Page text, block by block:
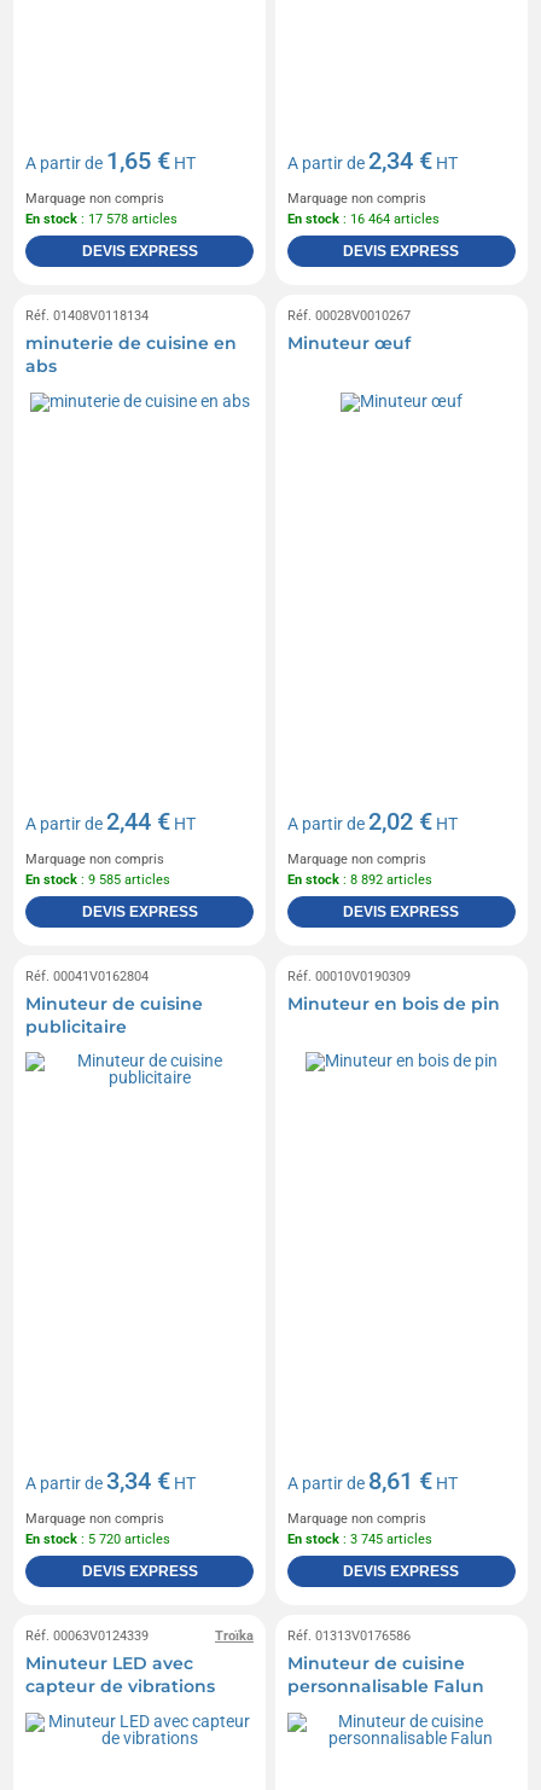
A partir de 1,65 € HT
Marquage non compris
En stock : 17 578 articles
DEVIS EXPRESS
A partir de2,34 € HT
Marquage non compris
En stock : 16 464 articles
DEVIS EXPRESS
Réf. 01408V0118134
minuterie de cuisine en
abs
A partir de2,44 € HT
Marquage non compris
En stock : 9 585 articles
DEVIS EXPRESS
Réf. 00028V0010267
Minuteur œuf
A partir de2,02 € HT
Marquage non compris
En stock : 8 892 articles
DEVIS EXPRESS
Réf. 00041V0162804
Minuteur de cuisine
publicitaire
A partir de3,34 € HT
Marquage non compris
En stock : 5 720 articles
DEVIS EXPRESS
Réf. 00010V0190309
Minuteur en bois de pin
A partir de 8,61 € HT
Marquage non compris
En stock : 3 745 articles
DEVIS EXPRESS
Troïka
Réf. 00063V0124339
Minuteur LED avec
capteur de vibrations
Réf. 01313V0176586
Minuteur de cuisine
personnalisable Falun